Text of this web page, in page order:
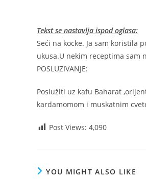
Tekst se nastavlja ispod oglasa:
Seći na kocke. Ja sam koristila
ukusa.U nekim receptima sam
POSLUZIVANJE:
Poslužiti uz kafu Baharat
kardamomom i muskatnim
Post Views: 4,090
YOU MIGHT ALSO LIKE